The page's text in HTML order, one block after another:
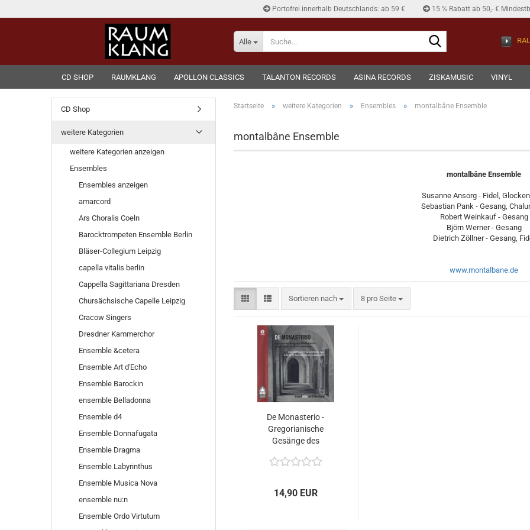
Portofrei innerhalb Deutschlands: ab 59 € 15 % Rabatt ab 50,- €
Alle
CD SHOP RAUMKLANG APOLLON CLASSICS TALANTON RECORDS ASINA RECORDS ZISKAMUSIC VINYL
Startseite » weitere Kategorien » Ensembles » montalbâne Ensemble
montalbâne Ensemble
montalbâne Ensemble
Susanne Ansorg - Fidel,
Sebastian Pank - Gesang,
Robert Weinkauf - Gesang
Björn Werner - Gesang
Dietrich Zöllner - Gesang,
www.montalbane.de
Sortieren nach
Sortieren nach 8 pro Seite
pro Seite
De Monasterio -
Gregorianische
Gesänge des
montalbâne
14,90 EUR
CD Shop
weitere Kategorien
weitere Kategorien anzeigen
Ensembles
Ensembles anzeigen
amarcord
Ars Choralis Coeln
Barocktrompeten Ensemble Berlin
Bläser-Collegium Leipzig
capella vitalis berlin
Cappella Sagittariana Dresden
Chursächsische Capelle Leipzig
Cracow Singers
Dresdner Kammerchor
Ensemble &cetera
Ensemble Art d′Echo
Ensemble Barockin
ensemble Belladonna
Ensemble d4
Ensemble Donnafugata
Ensemble Dragma
Ensemble Labyrinthus
Ensemble Musica Nova
ensemble nu:n
Ensemble Ordo Virtutum